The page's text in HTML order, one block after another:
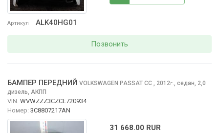
Артикул ALK40HG01
Позвонить
БАМПЕР ПЕРЕДНИЙ VOLKSWAGEN PASSAT CC , 2012г., седан, 2,0
дизель, АКПП
VIN: WVWZZZ3CZCE720934
Номер: 3C8807217AN
31 668.00 RUR